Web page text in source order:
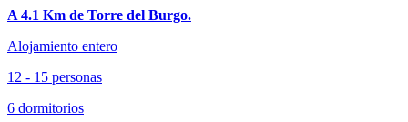
A 4.1 Km de Torre del Burgo.
Alojamiento entero
12 - 15 personas
6 dormitorios